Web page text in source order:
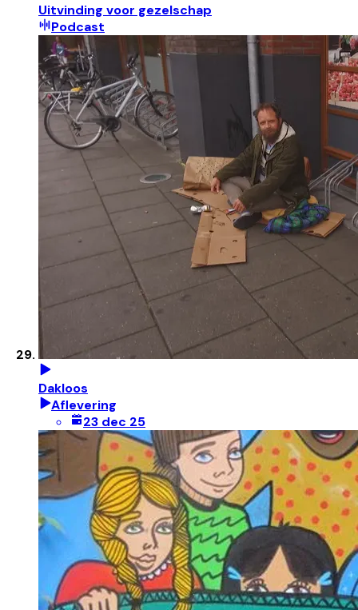
Uitvinding voor gezelschap
Podcast
Dakloos
Aflevering
23 dec 25